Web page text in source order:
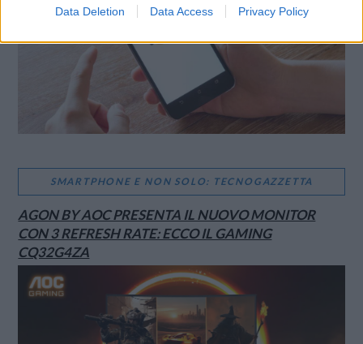
Data Deletion Data Access Privacy Policy
SMARTPHONE E NON SOLO: TECNOGAZZETTA
AGON BY AOC PRESENTA IL NUOVO MONITOR
CON 3 REFRESH RATE: ECCO IL GAMING
CQ32G4ZA